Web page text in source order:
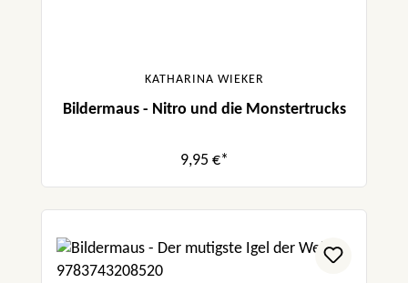
KATHARINA WIEKER
Bildermaus - Nitro und die Monstertrucks
9,95 €*